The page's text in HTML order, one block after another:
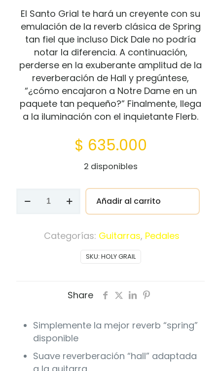
El Santo Grial te hará un creyente con su
emulación de la reverb clásica de Spring
tan fiel que incluso Dick Dale no podría
notar la diferencia. A continuación,
perderse en la exuberante amplitud de la
reverberación de Hall y pregúntese,
“¿cómo encajaron a Notre Dame en un
paquete tan pequeño?” Finalmente, llega
a la iluminación con el inquietante Flerb.
$ 635.000
2 disponibles
ELECTRO
Añadir al carrito
SKU: HOLY GRAIL
Categorías: Guitarras, Pedales
Share
Simplemente la mejor reverb “spring”
disponible
Suave reverberación “hall” adaptada